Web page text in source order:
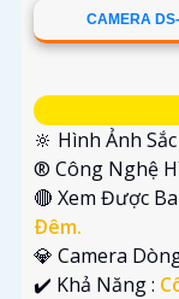
CAMERA
🔆 Hình Ảnh
®️ Công Nghệ
🔴 Xem Được
Ðêm.
💎 Camera
️✔️ Khả Năng :